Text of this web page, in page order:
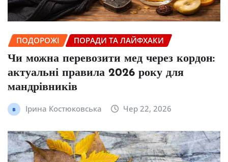
ПОДОРОЖІ ПОРАДИ ТА ЛАЙФХАКИ
Чи можна перевозити мед через кордон:
актуальні правила 2026 року для
мандрівників
Ірина Костюковська Чер 22, 2026